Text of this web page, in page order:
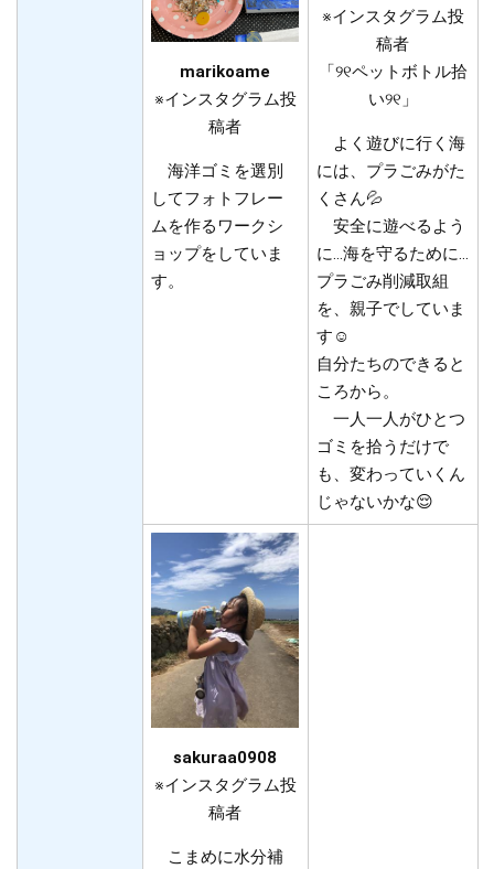
marikoame​
​※インスタグラム投
稿者
海洋ゴミを選別
してフォトフレー
ムを作るワークシ
ョップをしていま
す。
※インスタグラム投
稿者
「୨୧ペットボトル拾
い୨୧」
よく遊びに行く海
には、プラごみがた
くさん💦
安全に遊べるよう
に…海を守るために…
プラごみ削減取組
を、親子でしていま
す☺️
自分たちのできると
ころから。
一人一人がひとつ
ゴミを拾うだけで
も、変わっていくん
じゃないかな😌
sakuraa0908​
※インスタグラム投
稿者​​
こまめに水分補